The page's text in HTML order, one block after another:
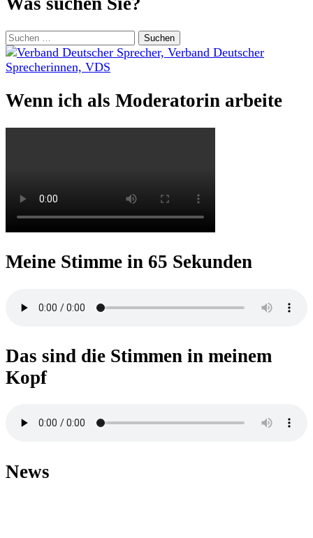
Beiträge
Suchen
nach:
Wenn ich als Moderatorin arbeite
Meine Stimme in 65 Sekunden
Das sind die Stimmen in meinem
Kopf
News